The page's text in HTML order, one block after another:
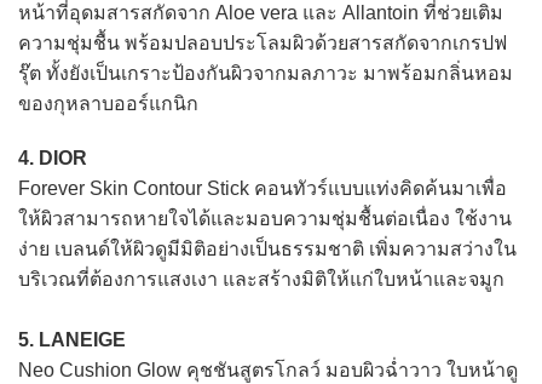
หน้าที่อุดมสารสกัดจาก Aloe vera และ Allantoin ที่ช่วยเติม
ความชุ่มชื้น พร้อมปลอบประโลมผิวด้วยสารสกัดจากเกรปฟ
รุ๊ต ทั้งยังเป็นเกราะป้องกันผิวจากมลภาวะ มาพร้อมกลิ่นหอม
ของกุหลาบออร์แกนิก
4. DIOR
Forever Skin Contour Stick คอนทัวร์แบบแท่งคิดค้นมาเพื่อ
ให้ผิวสามารถหายใจได้และมอบความชุ่มชื้นต่อเนื่อง ใช้งาน
ง่าย เบลนด์ให้ผิวดูมีมิติอย่างเป็นธรรมชาติ เพิ่มความสว่างใน
บริเวณที่ต้องการแสงเงา และสร้างมิติให้แก่ใบหน้าและจมูก
5. LANEIGE
Neo Cushion Glow คุชชันสูตรโกลว์ มอบผิวฉ่ำวาว ใบหน้าดู